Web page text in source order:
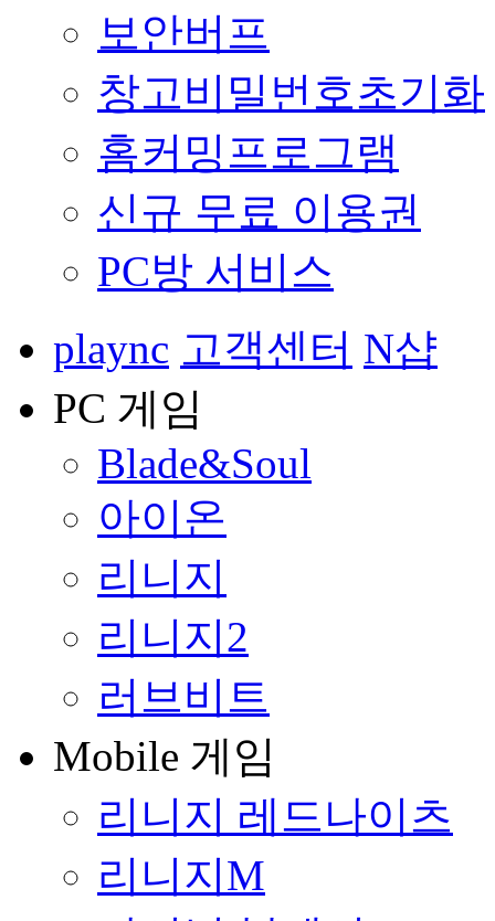
보안버프
창고비밀번호초기화
홈커밍프로그램
신규 무료 이용권
PC방 서비스
plaync 고객센터 N샵
PC 게임
Blade&Soul
아이온
리니지
리니지2
러브비트
Mobile 게임
리니지 레드나이츠
리니지M